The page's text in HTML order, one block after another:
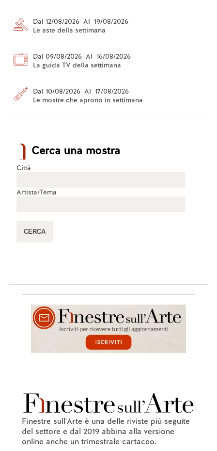
Dal 12/08/2026 Al 19/08/2026
Le aste della settimana
Dal 09/08/2026 Al 16/08/2026
La guida TV della settimana
Dal 10/08/2026 Al 17/08/2026
Le mostre che aprono in settimana
Cerca una mostra
Città
Artista/Tema
Finestre sull'Arte è una delle riviste più seguite
del settore e dal 2019 abbina alla versione
online anche un trimestrale cartaceo.